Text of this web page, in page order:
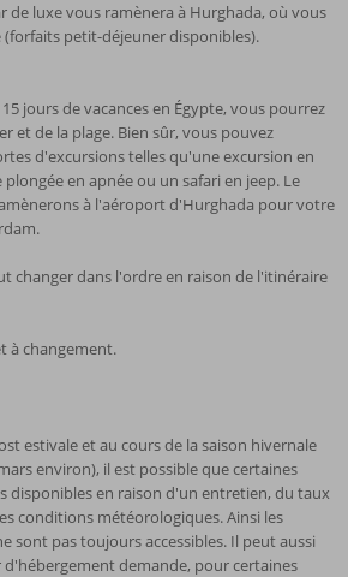
de luxe vous ramènera à Hurghada, où vous
petit-déjeuner disponibles).
jours de vacances en Égypte, vous pourrez
et de la plage. Bien sûr, vous pouvez
d'excursions telles qu'une excursion en
en apnée ou un safari en jeep. Le
à l'aéroport d'Hurghada pour votre
changer dans l'ordre en raison de l'itinéraire
à changement.
estivale et au cours de la saison hivernale
environ), il est possible que certaines
disponibles en raison d'un entretien, du taux
conditions météorologiques. Ainsi les
sont pas toujours accessibles. Il peut aussi
demande, pour certaines